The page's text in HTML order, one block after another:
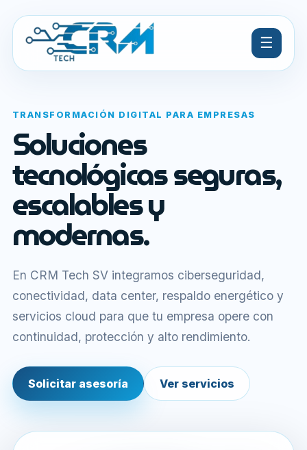
☰
TRANSFORMACIÓN DIGITAL PARA EMPRESAS
Soluciones
tecnológicas seguras,
escalables y
modernas.
En CRM Tech SV integramos ciberseguridad,
conectividad, data center, respaldo energético y
servicios cloud para que tu empresa opere con
continuidad, protección y alto rendimiento.
Solicitar asesoría Ver servicios